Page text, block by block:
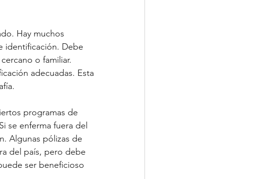
Hay muchos
identificación. Debe
o familiar.
adecuadas. Esta
programas de
se enferma fuera del
Algunas pólizas de
del país, pero debe
ser beneficioso